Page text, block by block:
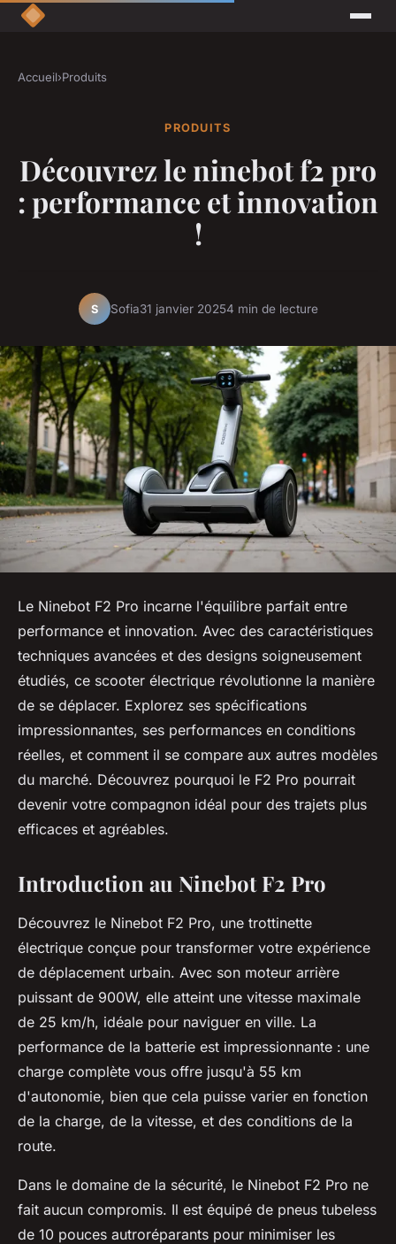
Accueil›Produits
PRODUITS
Découvrez le ninebot f2 pro
: performance et innovation
!
S Sofia31 janvier 20254 min de lecture
Le Ninebot F2 Pro incarne l'équilibre parfait entre
performance et innovation. Avec des caractéristiques
techniques avancées et des designs soigneusement
étudiés, ce scooter électrique révolutionne la manière
de se déplacer. Explorez ses spécifications
impressionnantes, ses performances en conditions
réelles, et comment il se compare aux autres modèles
du marché. Découvrez pourquoi le F2 Pro pourrait
devenir votre compagnon idéal pour des trajets plus
efficaces et agréables.
Introduction au Ninebot F2 Pro
Découvrez le Ninebot F2 Pro, une trottinette
électrique conçue pour transformer votre expérience
de déplacement urbain. Avec son moteur arrière
puissant de 900W, elle atteint une vitesse maximale
de 25 km/h, idéale pour naviguer en ville. La
performance de la batterie est impressionnante : une
charge complète vous offre jusqu'à 55 km
d'autonomie, bien que cela puisse varier en fonction
de la charge, de la vitesse, et des conditions de la
route.
Dans le domaine de la sécurité, le Ninebot F2 Pro ne
fait aucun compromis. Il est équipé de pneus tubeless
de 10 pouces autroréparants pour minimiser les